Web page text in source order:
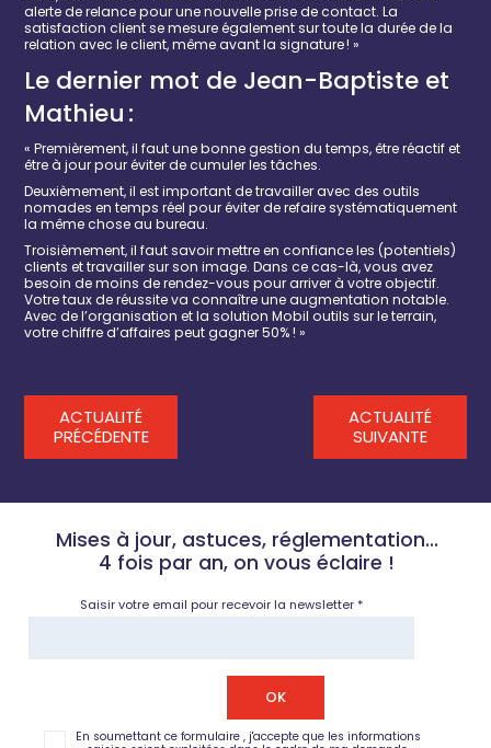
alerte de relance pour une nouvelle prise de contact. La
satisfaction client se mesure également sur toute la durée de la
relation avec le client, même avant la signature! »
Le dernier mot de Jean-Baptiste et
Mathieu :
« Premièrement, il faut une bonne gestion du temps, être réactif et
être à jour pour éviter de cumuler les tâches.
Deuxièmement, il est important de travailler avec des outils
nomades en temps réel pour éviter de refaire systématiquement
la même chose au bureau.
Troisièmement, il faut savoir mettre en confiance les(potentiels)
clients et travailler sur son image. Dans ce cas-là, vous avez
besoin de moins de rendez-vous pour arriver à votre objectif.
Votre taux de réussite va connaître une augmentation notable.
Avec de l’organisation et la solution Mobil outils sur le terrain,
votre chiffre d’affaires peut gagner 50% ! »
ACTUALITÉ
PRÉCÉDENTE
ACTUALITÉ
SUIVANTE
Mises à jour, astuces, réglementation…
4 fois par an, on vous éclaire !
Saisir votre email pour recevoir la newsletter *
En soumettant ce formulaire , j'accepte que les informations